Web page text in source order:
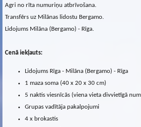
Agri no rīta numuriņu atbrīvošana.
Transfērs uz Milānas lidostu Bergamo.
Lidojums Milāna (Bergamo) - Rīga.
Cenā iekļauts:
Lidojums Rīga - Milāna (Bergamo) - Rīga
1 maza soma (40 х 20 х 30 cm)
5 naktis viesnīcās (viena vieta divvietīgā
Grupas vadītāja pakalpojumi
4 x brokastis